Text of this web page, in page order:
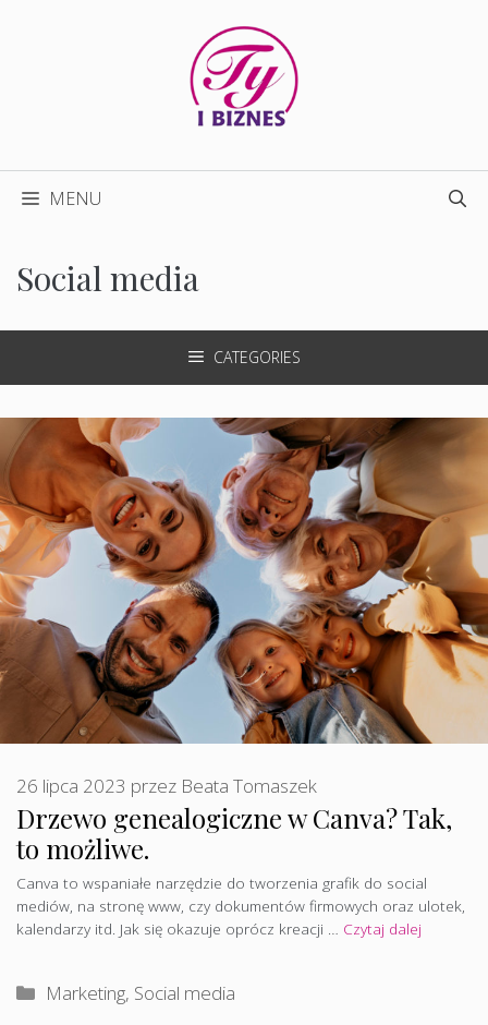
MENU
Social media
CATEGORIES
Drzewo genealogiczne w Canva? Tak,
to możliwe.
26 lipca 2023 przez Beata Tomaszek
Canva to wspaniałe narzędzie do tworzenia grafik do social
mediów, na stronę www, czy dokumentów firmowych oraz ulotek,
kalendarzy itd. Jak się okazuje oprócz kreacji … Czytaj dalej
Kategorie
Marketing, Social media